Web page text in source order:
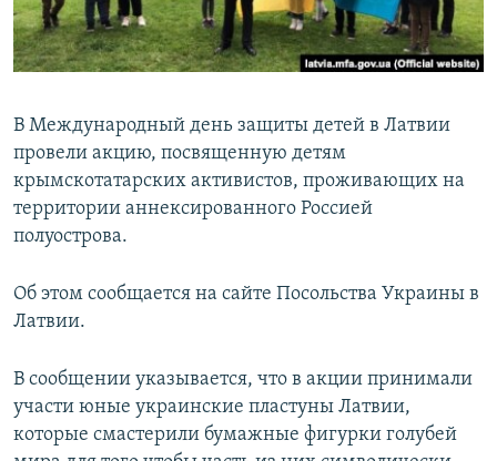
ПОБЕДИТЕЛЕЙ НЕ СУДЯТ?
КРЫМ.НЕПОКОРЕННЫЙ
УКРАИНСКАЯ ПРОБЛЕМА КРЫМА
ПРИСОЕДИНЯЙТЕСЬ!
В Международный день защиты детей в Латвии
провели акцию, посвященную детям
крымскотатарских активистов, проживающих на
территории аннексированного Россией
полуострова.
Об этом сообщается на сайте Посольства Украины в
Латвии.
В сообщении указывается, что в акции принимали
участи юные украинские пластуны Латвии,
которые смастерили бумажные фигурки голубей